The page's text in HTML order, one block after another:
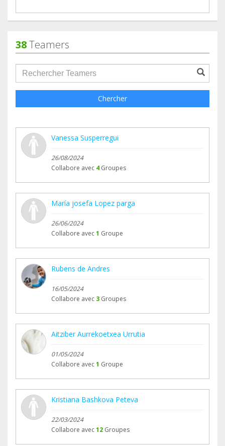
38Teamers
groupProfile.searchForm.search.text???
Chercher
Vanessa Susperregui
26/08/2024
Collabore avec 4 Groupes
María josefa Lopez parga
26/06/2024
Collabore avec1 Groupe
Rubens de Andres
16/05/2024
Collabore avec 3 Groupes
Aitziber Aurrekoetxea Urrutia
01/05/2024
Collabore avec1 Groupe
Kristiana Bashkova Peteva
22/03/2024
Collabore avec12 Groupes